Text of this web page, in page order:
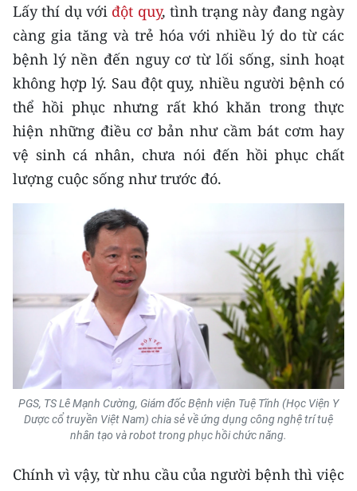
Media Thể thao
Media Giáo dục
Media Y tế
Media Khoa học - Công nghệ
Media Môi trường
Infographic
TIN ĐỊA PHƯƠNG
Trung du và miền núi phía Bắc
Đồng bằng sông Hồng
Bắc Trung Bộ
Nguyên
Lấy thí dụ với đột quỵ, tình trạng này đang ngày
càng gia tăng và trẻ hóa với nhiều lý do từ các
bệnh lý nền đến nguy cơ từ lối sống, sinh hoạt
không hợp lý. Sau đột quỵ, nhiều người bệnh có
thể hồi phục nhưng rất khó khăn trong thực
hiện những điều cơ bản như cầm bát cơm hay
vệ sinh cá nhân, chưa nói đến hồi phục chất
lượng cuộc sống như trước đó.
PGS, TS Lê Mạnh Cường, Giám đốc Bệnh viện Tuệ Tĩnh (Học Viện Y
Dược cổ truyền Việt Nam) chia sẻ về ứng dụng công nghệ trí tuệ
nhân tạo và robot trong phục hồi chức năng.
Chính vì vậy, từ nhu cầu của người bệnh thì việc